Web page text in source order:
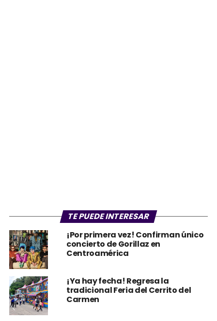
TE PUEDE INTERESAR
¡Por primera vez! Confirman único
concierto de Gorillaz en
Centroamérica
¡Ya hay fecha! Regresa la
tradicional Feria del Cerrito del
Carmen